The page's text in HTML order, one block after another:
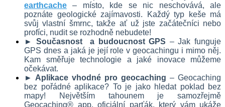
earthcache – místo, kde se nic neschovává, ale
poznáte geologické zajímavosti. Každý typ keše má
svůj vlastní šmrnc, takže ať už jste začátečníci nebo
profíci, nudit se rozhodně nebudete!
► Současnost  a budoucnost GPS – Jak funguje
GPS dnes a jaká je její role v geocachingu i mimo něj.
Kam směřuje technologie a jaké inovace můžeme
očekávat.
► Aplikace vhodné pro geocaching – Geocaching
bez pořádné aplikace? To je jako hledat poklad bez
mapy! Největším tahounem je samozřejmě
Geocaching® app, oficiální parťák, který vám ukáže